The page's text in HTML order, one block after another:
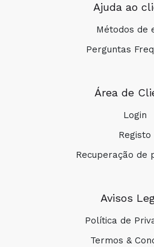
Ajuda ao
Métodos de
Perguntas
Área de
Login
Registo
Recuperação de
Avisos
Política de
Termos &